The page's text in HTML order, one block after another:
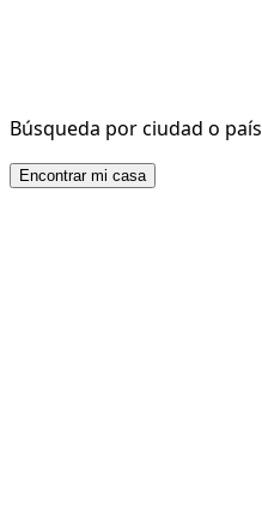
Búsqueda por ciudad o país
Encontrar mi casa